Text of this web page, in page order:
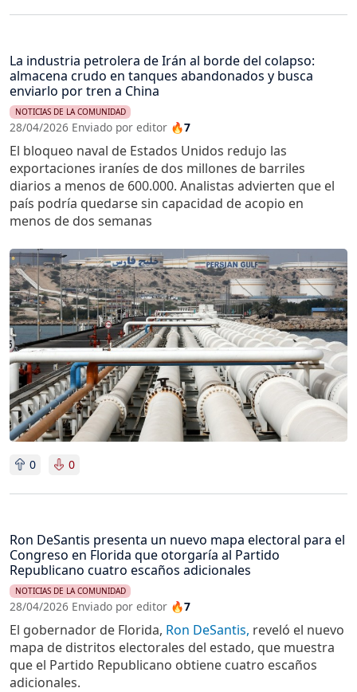
La industria petrolera de Irán al borde del colapso:
almacena crudo en tanques abandonados y busca
enviarlo por tren a China
NOTICIAS DE LA COMUNIDAD
28/04/2026 Enviado por editor 🔥7
El bloqueo naval de Estados Unidos redujo las
exportaciones iraníes de dos millones de barriles
diarios a menos de 600.000. Analistas advierten que el
país podría quedarse sin capacidad de acopio en
menos de dos semanas
Imagen
0 0
Ron DeSantis presenta un nuevo mapa electoral para el
Congreso en Florida que otorgaría al Partido
Republicano cuatro escaños adicionales
NOTICIAS DE LA COMUNIDAD
28/04/2026 Enviado por editor 🔥7
El gobernador de Florida, Ron DeSantis, reveló el nuevo
mapa de distritos electorales del estado, que muestra
que el Partido Republicano obtiene cuatro escaños
adicionales.